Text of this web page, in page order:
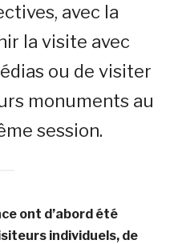
avec la
la visite avec
ou de visiter
monuments au
session.
ont d’abord été
individuels, de